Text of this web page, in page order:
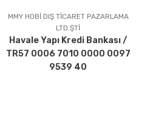
Ürün açıklamasında eksik bilgiler
Ürün bilgilerinde hatalar bulunuyor.
Ürün fiyatı diğer sitelerden daha
Bu ürüne benzer farklı alternatifler
MMY HOBİ DIŞ TİCARET PAZARLAMA
LTD.ŞTİ
Havale Yapı Kredi Bankası /
TR57 0006 7010 0000 0097
9539 40